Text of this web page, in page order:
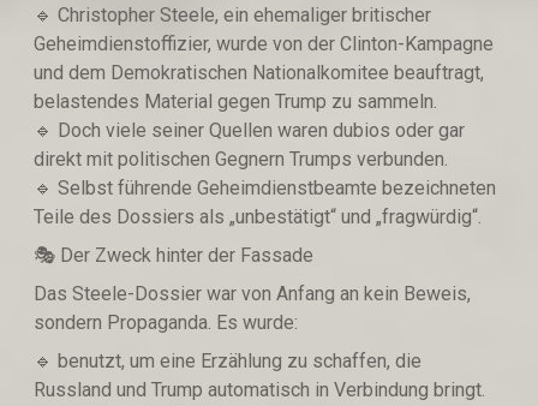
🔹️ Christopher Steele, ein ehemaliger britischer
Geheimdienstoffizier, wurde von der Clinton-Kampagne
und dem Demokratischen Nationalkomitee beauftragt,
belastendes Material gegen Trump zu sammeln.
🔹️ Doch viele seiner Quellen waren dubios oder gar
direkt mit politischen Gegnern Trumps verbunden.
🔹️ Selbst führende Geheimdienstbeamte bezeichneten
Teile des Dossiers als „unbestätigt“ und „fragwürdig“.
🎭 Der Zweck hinter der Fassade
Das Steele-Dossier war von Anfang an kein Beweis,
sondern Propaganda. Es wurde:
🔹️ benutzt, um eine Erzählung zu schaffen, die
Russland und Trump automatisch in Verbindung bringt.